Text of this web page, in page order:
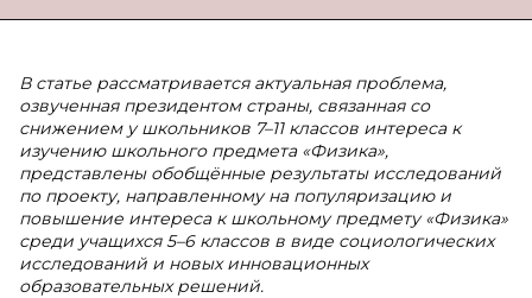
В статье рассматривается актуальная проблема,
озвученная президентом страны, связанная со
снижением у школьников 7–11 классов интереса к
изучению школьного предмета «Физика»,
представлены обобщённые результаты исследований
по проекту, направленному на популяризацию и
повышение интереса к школьному предмету «Физика»
среди учащихся 5–6 классов в виде социологических
исследований и новых инновационных
образовательных решений.